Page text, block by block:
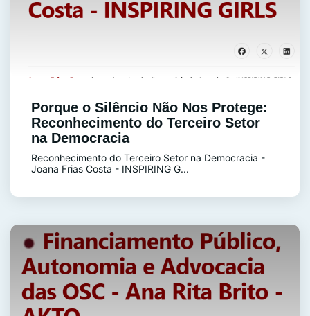
Porque o Silêncio Não Nos Protege:
Reconhecimento do Terceiro Setor
na Democracia
Reconhecimento do Terceiro Setor na Democracia -
Joana Frias Costa - INSPIRING G...